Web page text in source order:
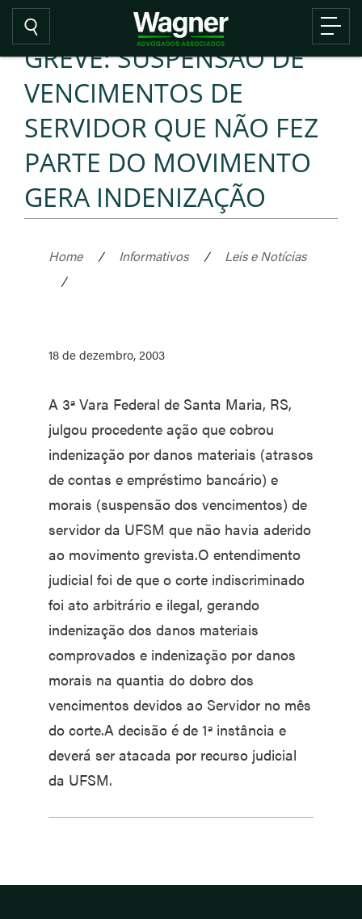
GREVE: SUSPENSÃO DE
VENCIMENTOS DE
SERVIDOR QUE NÃO FEZ
PARTE DO MOVIMENTO
GERA INDENIZAÇÃO
Home / Informativos /
Leis e Notícias
/
18 de dezembro, 2003
A 3ª Vara Federal de Santa Maria, RS,
julgou procedente ação que cobrou
indenização por danos materiais (atrasos
de contas e empréstimo bancário) e
morais (suspensão dos vencimentos) de
servidor da UFSM que não havia aderido
ao movimento grevista.O entendimento
judicial foi de que o corte indiscriminado
foi ato arbitrário e ilegal, gerando
indenização dos danos materiais
comprovados e indenização por danos
morais na quantia do dobro dos
vencimentos devidos ao Servidor no mês
do corte.A decisão é de 1ª instância e
deverá ser atacada por recurso judicial
da UFSM.